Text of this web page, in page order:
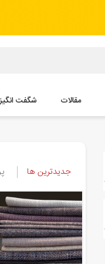
مقالات شگفت
جدیدترین ها